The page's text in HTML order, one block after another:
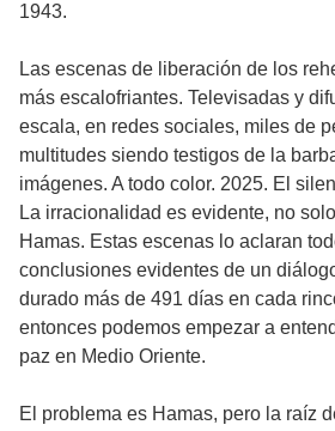
1943.
Las escenas de liberación de los
más escalofriantes. Televisadas y
escala, en redes sociales, miles de
multitudes siendo testigos de la
imágenes. A todo color. 2025. El
La irracionalidad es evidente, no
Hamas. Estas escenas lo aclaran
conclusiones evidentes de un
durado más de 491 días en cada
entonces podemos empezar a
paz en Medio Oriente.
El problema es Hamas, pero la raíz